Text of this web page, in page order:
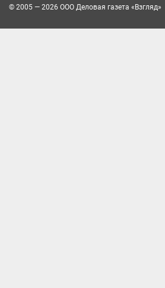
© 2005 — 2026 ООО Деловая газета «Взгляд»